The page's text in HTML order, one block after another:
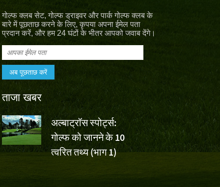
गोल्फ क्लब सेट, गोल्फ ड्राइवर और पार्क गोल्फ क्लब के
बारे में पूछताछ करने के लिए, कृपया अपना ईमेल पता
प्रदान करें, और हम 24 घंटों के भीतर आपको जवाब देंगे।
ताजा खबर
अल्बाट्रॉस स्पोर्ट्स:
गोल्फ को जानने के 10
त्वरित तथ्य (भाग 1)
वॉल्वो
वू एशुन की
लिए अल्बाट्रॉस स्पोर्ट्स